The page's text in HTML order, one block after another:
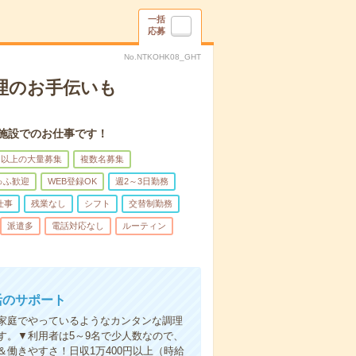
一括
応募
No.NTKOHK08_GHT
のお手伝いも
でのお仕事です！
上の大量募集 複数名募集
ふ歓迎 WEB登録OK 週2～3日勤務
事 残業なし シフト 交替制勤務
派遣多 電話対応なし ルーティン
サポート
でやっているようなカンタンな調理
▼利用者は5～9名で少人数なので、
きやすさ！日収1万400円以上（時給